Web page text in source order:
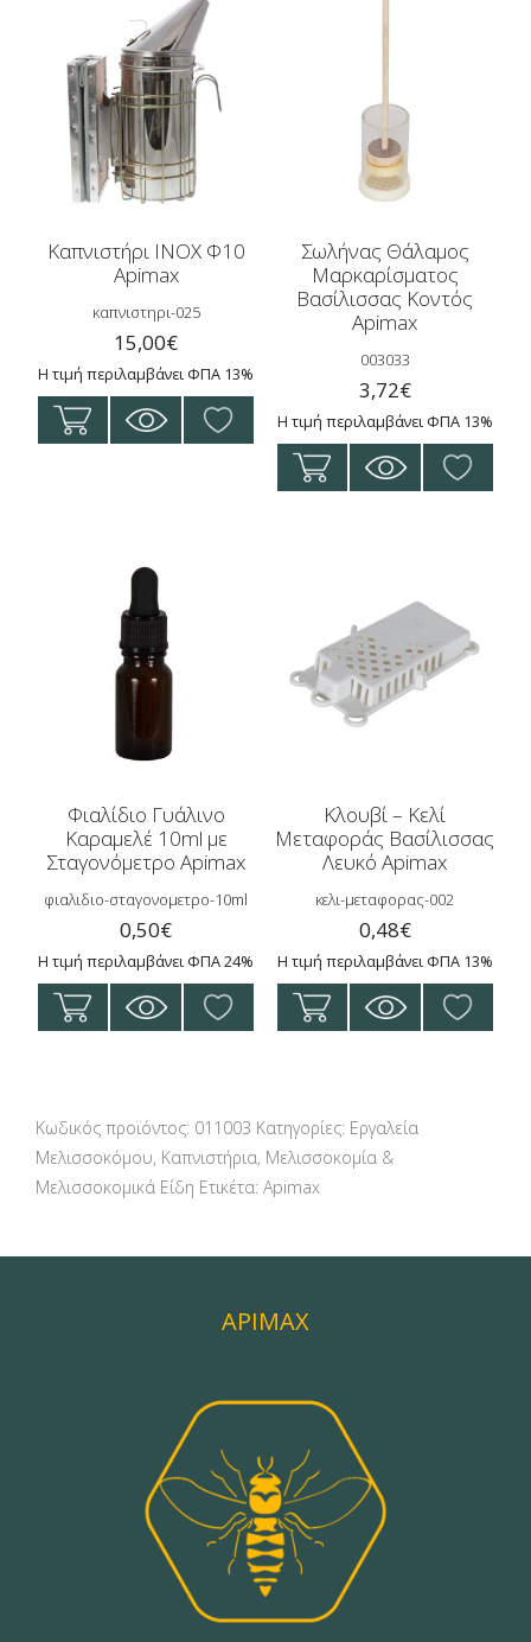
Καπνιστήρι INOX Φ10
Apimax
καπνιστηρι-025
15,00€
Η τιμή περιλαμβάνει ΦΠΑ 13%
Σωλήνας Θάλαμος
Μαρκαρίσματος
Βασίλισσας Κοντός
Apimax
003033
3,72€
Η τιμή περιλαμβάνει ΦΠΑ 13%
Φιαλίδιο Γυάλινο
Καραμελέ 10ml με
Σταγονόμετρο Apimax
φιαλιδιο-σταγονομετρο-10ml
0,50€
Η τιμή περιλαμβάνει ΦΠΑ 24%
Κλουβί – Κελί
Μεταφοράς Βασίλισσας
Λευκό Apimax
κελι-μεταφορας-002
0,48€
Η τιμή περιλαμβάνει ΦΠΑ 13%
Κωδικός προϊόντος: 011003 Κατηγορίες: Εργαλεία
Μελισσοκόμου, Καπνιστήρια, Μελισσοκομία &
Μελισσοκομικά Είδη Ετικέτα: Apimax
APIMAX